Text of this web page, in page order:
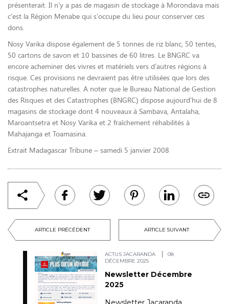
ARTICLE PRÉCÉDENT ARTICLE SUIVANT
ACTUS JACARANDA
08
DÉCEMBRE 2025
Newsletter Décembre
2025
présenterait. Il n’y a pas de magasin de stockage à Morondava mais
c’est la Région Menabe qui s’occupe du lieu pour conserver ces
dons.
Nosy Varika dispose également de 5 tonnes de riz blanc, 50 tentes,
50 cartons de savon et 10 bassines de 60 litres. Le BNGRC va
encore acheminer des vivres et matériels vers d’autres régions à
risque. Ces provisions ne devraient pas être utilisées que lors des
catastrophes naturelles. A noter que le Bureau National de Gestion
des Risques et des Catastrophes (BNGRC) dispose aujourd’hui de 8
magasins de stockage dont 4 nouveaux à Sambava, Antalaha,
Maroantsetra et Nosy Varika et 2 fraîchement réhabilités à
Mahajanga et Toamasina.
Extrait Madagascar Tribune – samedi 5 janvier 2008